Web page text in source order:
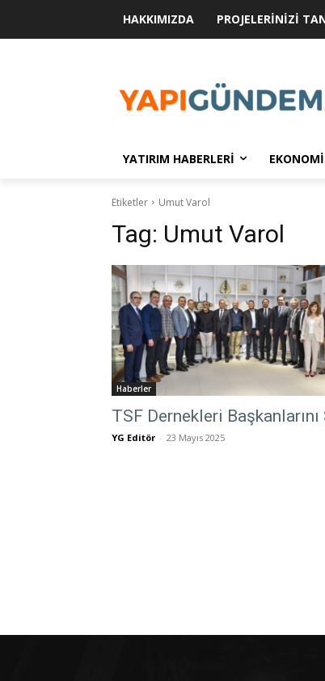
HAKKIMIZDA PROJELERINIZI
YATIRIM HABERLERI
Etiketler Umut Varol
Tag: Umut Varol
Haberler
TSF Dernekleri Başkanlarını
YG Editör - 23 Mayıs 2025